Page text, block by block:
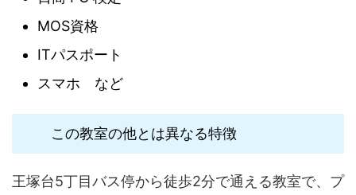
MOS資格
ITパスポート
スマホ など
この教室の他とは異なる特徴
王塚台5丁目バス停から徒歩2分で通える教室で、プ